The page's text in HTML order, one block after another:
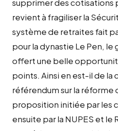
supprimer des cotisations
revient à fragiliser la
système de retraites fait
pour la dynastie Le Pen, le
offert une belle
points. Ainsi en est-il de la
référendum sur la réforme
proposition initiée par les
ensuite par la NUPES et le